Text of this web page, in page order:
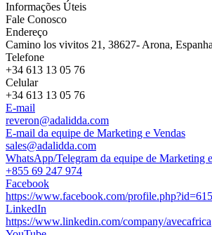
Informações Úteis
Fale Conosco
Endereço
Camino los vivitos 21, 38627- Arona,
Telefone
+34 613 13 05 76
Celular
+34 613 13 05 76
E-mail
reveron@adalidda.com
E-mail da equipe de Marketing e Vendas
sales@adalidda.com
WhatsApp/Telegram da equipe de Marketing
+855 69 247 974
Facebook
https://www.facebook.com/
LinkedIn
https://www.linkedin.com/company/avecafrica